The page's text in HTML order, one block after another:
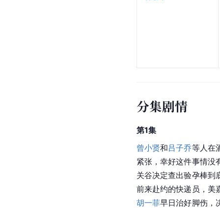
分集剧情
第1集
曾小贤和吕子乔等人在
紧张，幸好这件事情没
关谷决定查出验孕棒到
前来赴约的快递员，美
胡一菲早日治好脚伤，